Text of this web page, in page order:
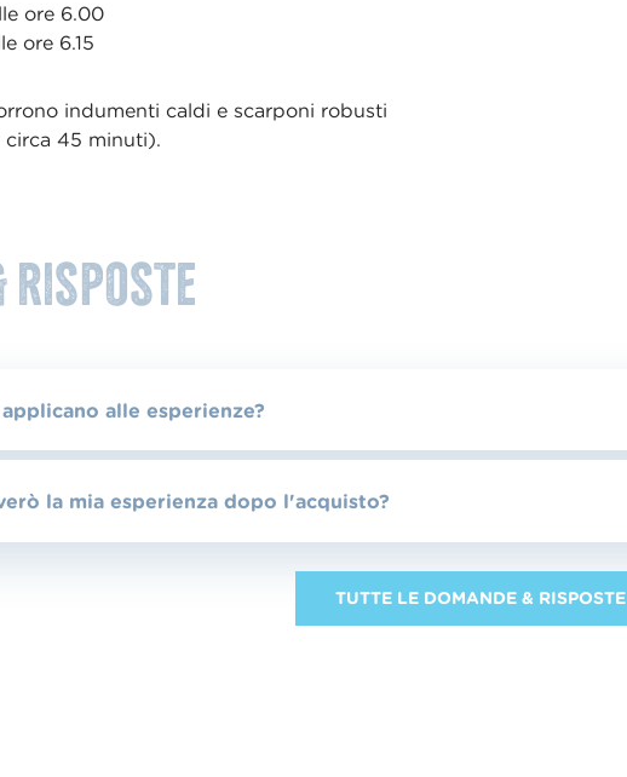
ore 6.00
ore 6.15
indumenti caldi e scarponi robusti
circa 45 minuti).
risposte
alle esperienze?
la mia esperienza dopo l'acquisto?
TUTTE LE DOMANDE & RISPOSTE